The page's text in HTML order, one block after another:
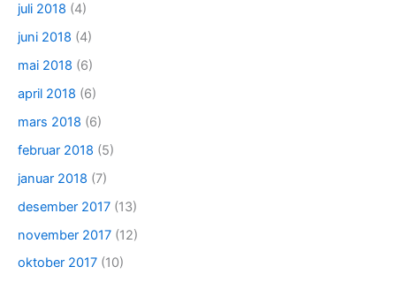
juli 2018 (4)
juni 2018 (4)
mai 2018 (6)
april 2018 (6)
mars 2018 (6)
februar 2018 (5)
januar 2018 (7)
desember 2017 (13)
november 2017 (12)
oktober 2017 (10)